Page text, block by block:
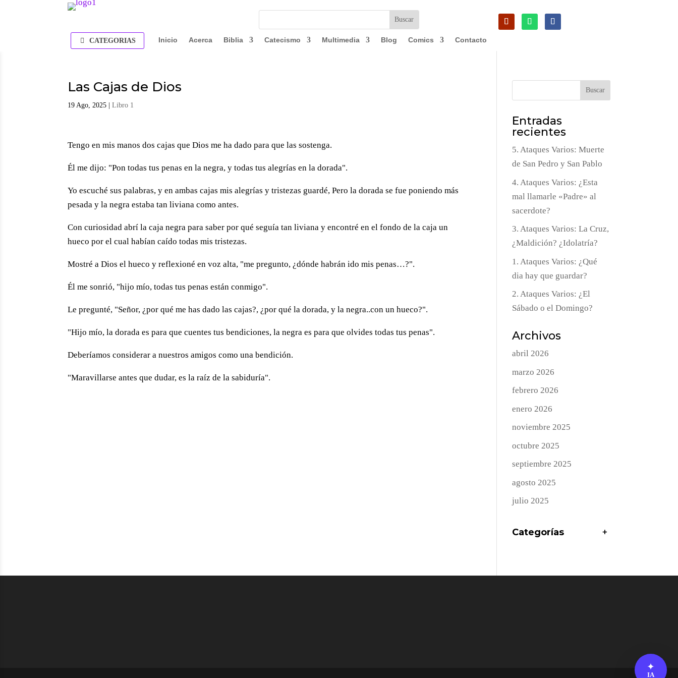
CATEGORIAS Inicio Acerca Biblia Catecismo Multimedia Blog Comics Contacto
Las Cajas de Dios
19 Ago, 2025 |Libro 1
Tengo en mis manos dos cajas que Dios me ha dado para que las sostenga.
Él me dijo: "Pon todas tus penas en la negra, y todas tus alegrías en la dorada".
Yo escuché sus palabras, y en ambas cajas mis alegrías y triste­zas guardé, Pero la dorada se fue poniendo más
pesada y la negra estaba tan liviana como antes.
Con curiosidad abrí la caja negra para saber por qué seguía tan liviana y encontré en el fondo de la caja un
hueco por el cual habían caído todas mis tristezas.
Mostré a Dios el hueco y reflexioné en voz alta, "me pregunto, ¿dónde habrán ido mis penas…?".
Él me sonrió, "hijo mío, todas tus penas están conmigo".
Le pregunté, "Señor, ¿por qué me has dado las cajas?, ¿por qué la dorada, y la negra..con un hueco?".
"Hijo mío, la dorada es para que cuentes tus bendiciones, la negra es para que olvides todas tus penas".
Deberíamos considerar a nues­tros amigos como una bendición.
"Maravillarse antes que dudar, es la raíz de la sabiduría".
Buscar
Entradas
recientes
5. Ataques Varios: Muerte
de San Pedro y San Pablo
4. Ataques Varios: ¿Esta
mal llamarle «Padre» al
sacerdote?
3. Ataques Varios: La Cruz,
¿Maldición? ¿Idolatría?
1. Ataques Varios: ¿Qué
dia hay que guardar?
2. Ataques Varios: ¿El
Sábado o el Domingo?
Archivos
abril 2026
marzo 2026
febrero 2026
enero 2026
noviembre 2025
octubre 2025
septiembre 2025
agosto 2025
julio 2025
Categorías +
✦
IA